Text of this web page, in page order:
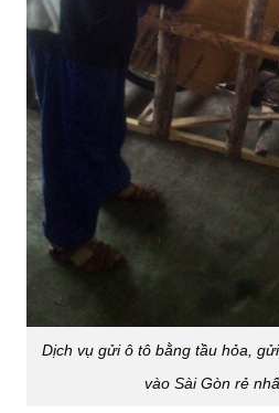
Dịch vụ gửi ô tô bằng tầu hỏa,
vào Sài Gòn rẻ